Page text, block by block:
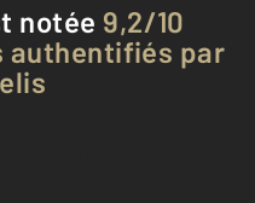
notée 9,2/10
authentifiés par
clients